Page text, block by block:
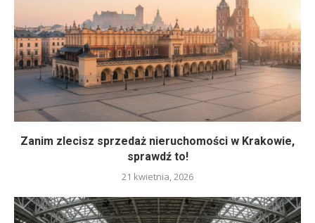
Zanim zlecisz sprzedaż nieruchomości w Krakowie,
sprawdź to!
21 kwietnia, 2026